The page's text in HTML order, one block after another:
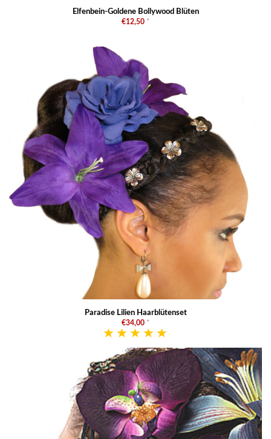
Elfenbein-Goldene Bollywood Blüten
€12,50 *
Paradise Lilien Haarblütenset
€34,00 *